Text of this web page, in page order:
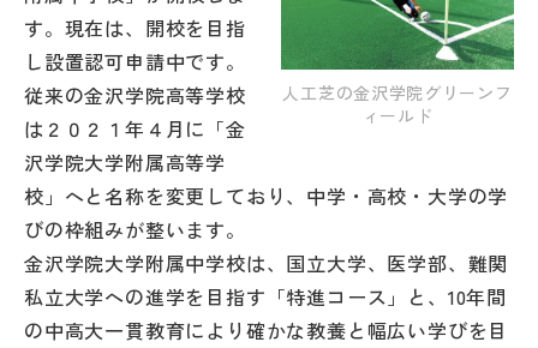
説明会・イベント情報
よみもの
学校からのお知らせ
学校HP最新情報
特集
人工芝の金沢学院グリーンフ
ィールド
す。現在は、開校を目指
し設置認可申請中です。
従来の金沢学院高等学校
は２０２１年４月に「金
沢学院大学附属高等学
校」へと名称を変更しており、中学・高校・大学の学
びの枠組みが整います。
金沢学院大学附属中学校は、国立大学、医学部、難関
私立大学への進学を目指す「特進コース」と、10年間
の中高大一貫教育により確かな教養と幅広い学びを目